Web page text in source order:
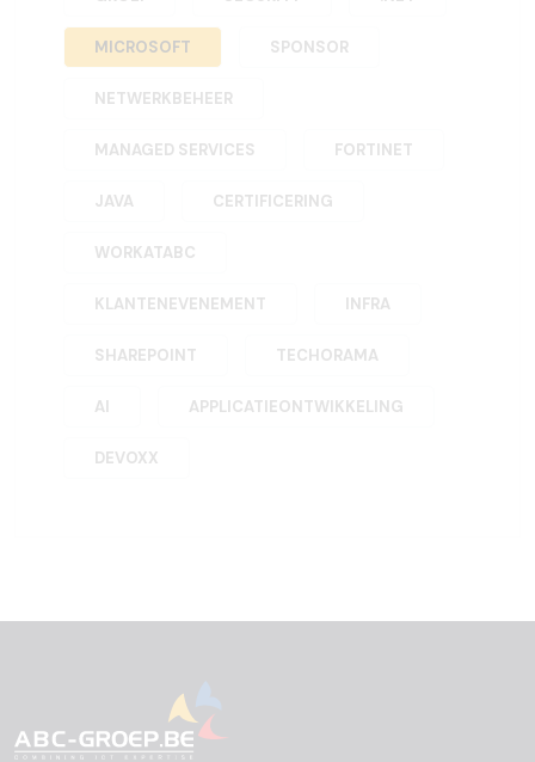
MICROSOFT SPONSOR
NETWERKBEHEER
MANAGED SERVICES FORTINET
JAVA CERTIFICERING
WORKATABC
KLANTENEVENEMENT INFRA
SHAREPOINT TECHORAMA
AI APPLICATIEONTWIKKELING
DEVOXX